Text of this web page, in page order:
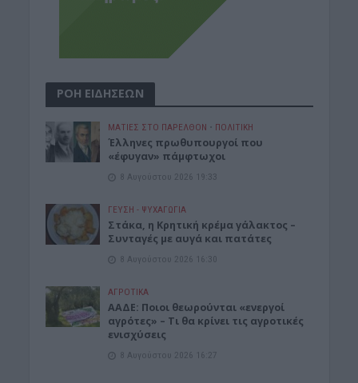
ΡΟΗ ΕΙΔΗΣΕΩΝ
ΜΑΤΙΕΣ ΣΤΟ ΠΑΡΕΛΘΟΝ • ΠΟΛΙΤΙΚΗ
Έλληνες πρωθυπουργοί που
«έφυγαν» πάμφτωχοι
8 Αυγούστου 2026 19:33
ΓΕΎΣΗ - ΨΥΧΑΓΩΓΊΑ
Στάκα, η Κρητική κρέμα γάλακτος –
Συνταγές με αυγά και πατάτες
8 Αυγούστου 2026 16:30
ΑΓΡΟΤΙΚΑ
ΑΑΔΕ: Ποιοι θεωρούνται «ενεργοί
αγρότες» – Τι θα κρίνει τις αγροτικές
ενισχύσεις
8 Αυγούστου 2026 16:27